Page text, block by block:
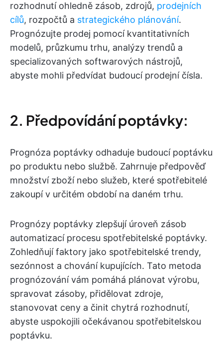
rozhodnutí ohledně zásob, zdrojů, prodejních
cílů, rozpočtů a strategického plánování.
Prognózujte prodej pomocí kvantitativních
modelů, průzkumu trhu, analýzy trendů a
specializovaných softwarových nástrojů,
abyste mohli předvídat budoucí prodejní čísla.
2. Předpovídání poptávky:
Prognóza poptávky odhaduje budoucí poptávku
po produktu nebo službě. Zahrnuje předpověď
množství zboží nebo služeb, které spotřebitelé
zakoupí v určitém období na daném trhu.
Prognózy poptávky zlepšují úroveň zásob
automatizací procesu spotřebitelské poptávky.
Zohledňují faktory jako spotřebitelské trendy,
sezónnost a chování kupujících. Tato metoda
prognózování vám pomáhá plánovat výrobu,
spravovat zásoby, přidělovat zdroje,
stanovovat ceny a činit chytrá rozhodnutí,
abyste uspokojili očekávanou spotřebitelskou
poptávku.